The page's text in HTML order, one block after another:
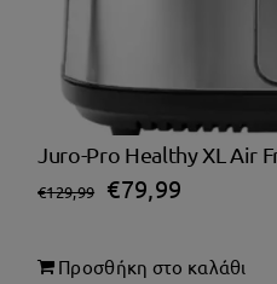
Juro-Pro Healthy XL Air
€129,99
Original
was:
€79,99
τιμή
Προσθήκη στο καλάθι